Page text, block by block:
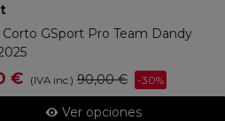
Corto GSport Pro Team Dandy
€ (IVA inc.) 90,00 € -30%
Ver opciones